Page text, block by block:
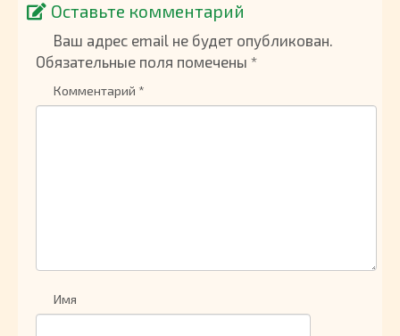
Оставьте комментарий
Ваш адрес email не будет опубликован.
Обязательные поля помечены *
Комментарий *
Имя